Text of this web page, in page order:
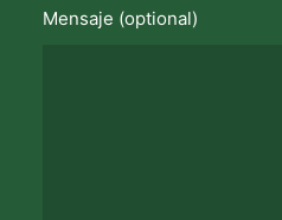
Mensaje (optional)